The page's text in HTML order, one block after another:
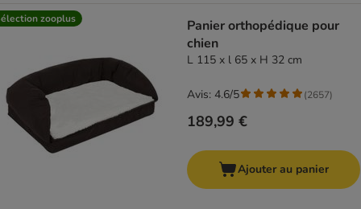
zooplus
Panier orthopédique pour
chien
L 115 x l 65 x H 32 cm
189,99 €
Avis: 4.6/5 (2657)
Ajouter au panier